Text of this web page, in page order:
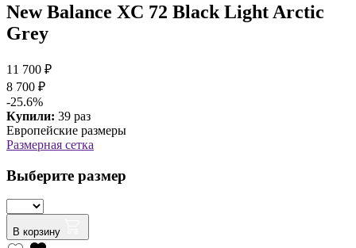
New Balance XC 72 Black Light Arctic
Grey
11 700 ₽
8 700 ₽
-25.6%
Купили: 39 раз
Европейские размеры
Размерная сетка
Выберите размер
В корзину